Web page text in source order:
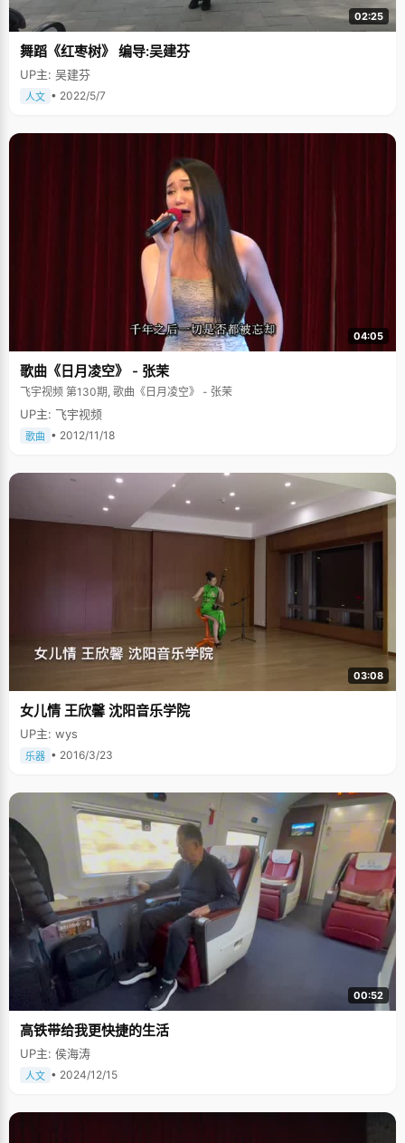
02:25
舞蹈《红枣树》 编导:吴建芬
UP主: 吴建芬
人文 • 2022/5/7
04:05
歌曲《日月凌空》 - 张茉
飞宇视频 第130期, 歌曲《日月凌空》 - 张茉
UP主: 飞宇视频
歌曲 • 2012/11/18
03:08
女儿情 王欣馨 沈阳音乐学院
UP主: wys
乐器 • 2016/3/23
00:52
高铁带给我更快捷的生活
UP主: 侯海涛
人文 • 2024/12/15